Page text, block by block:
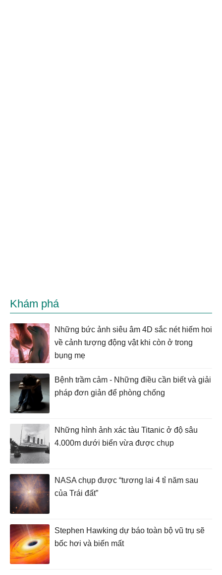
Khám phá
Những bức ảnh siêu âm 4D sắc nét hiếm hoi
về cảnh tượng động vật khi còn ở trong
bụng mẹ
Bệnh trầm cảm - Những điều cần biết và giải
pháp đơn giản để phòng chống
Những hình ảnh xác tàu Titanic ở độ sâu
4.000m dưới biển vừa được chụp
NASA chụp được “tương lai 4 tỉ năm sau
của Trái đất”
Stephen Hawking dự báo toàn bộ vũ trụ sẽ
bốc hơi và biến mất